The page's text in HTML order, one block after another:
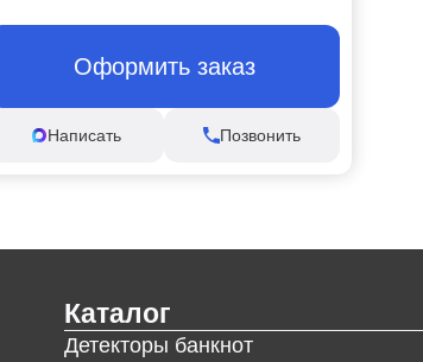
Оформить заказ
Написать Позвонить
Каталог
Детекторы банкнот